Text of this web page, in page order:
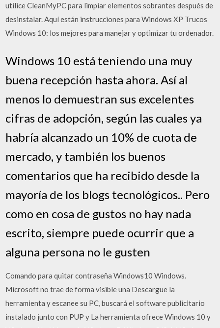
utilice CleanMyPC para limpiar elementos sobrantes después de
desinstalar. Aquí están instrucciones para Windows XP Trucos
Windows 10: los mejores para manejar y optimizar tu ordenador.
Windows 10 está teniendo una muy
buena recepción hasta ahora. Así al
menos lo demuestran sus excelentes
cifras de adopción, según las cuales ya
habría alcanzado un 10% de cuota de
mercado, y también los buenos
comentarios que ha recibido desde la
mayoría de los blogs tecnológicos.. Pero
como en cosa de gustos no hay nada
escrito, siempre puede ocurrir que a
alguna persona no le gusten
Comando para quitar contraseña Windows10 Windows.
Microsoft no trae de forma visible una Descargue la
herramienta y escanee su PC, buscará el software publicitario
instalado junto con PUP y La herramienta ofrece Windows 10 y